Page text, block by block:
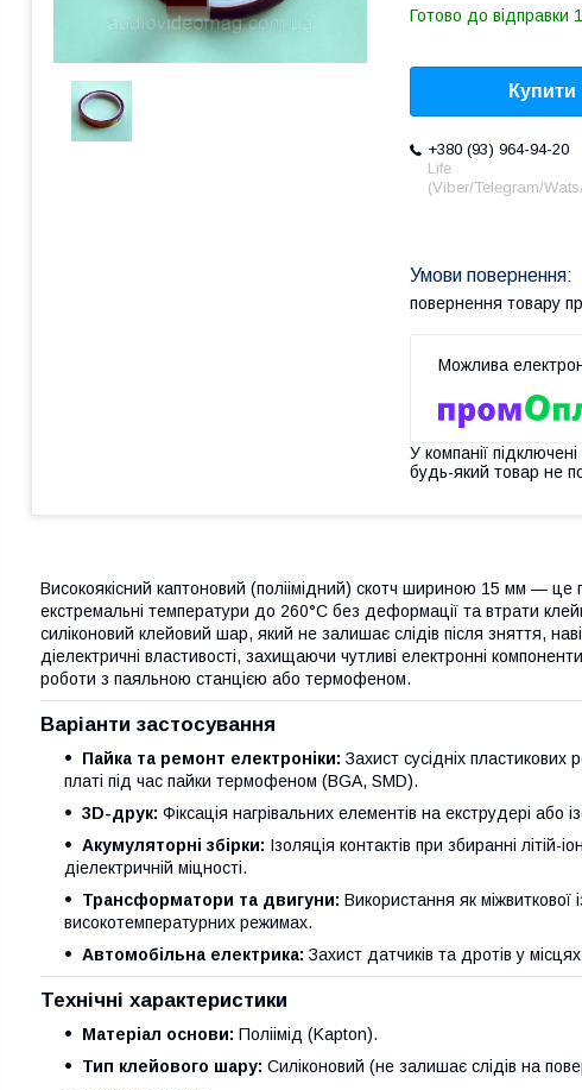
Готово до відправки
Купити
+380 (93) 964-94-20
Life
(Viber/Telegram/
повернення товару
У компанії
будь-який товар не
Високоякісний каптоновий (поліімідний) скотч шириною 15 мм — це
екстремальні температури до 260°C без деформації та втрати
силіконовий клейовий шар, який не залишає слідів після зняття,
діелектричні властивості, захищаючи чутливі електронні
роботи з паяльною станцією або термофеном.
Варіанти застосування
Пайка та ремонт електроніки: Захист сусідніх пластикових
платі під час пайки термофеном (BGA, SMD).
3D-друк: Фіксація нагрівальних елементів на екструдері
Акумуляторні збірки: Ізоляція контактів при збиранні
діелектричній міцності.
Трансформатори та двигуни: Використання як
високотемпературних режимах.
Автомобільна електрика: Захист датчиків та дротів у
Технічні характеристики
Матеріал основи: Поліімід (Kapton).
Тип клейового шару: Силіконовий (не залишає слідів на